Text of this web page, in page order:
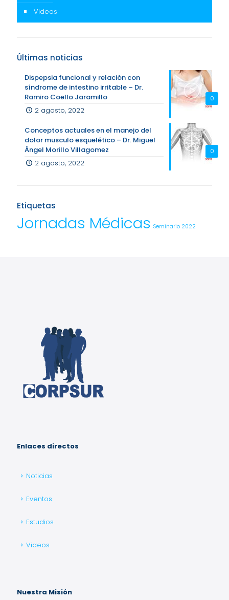
Videos
Últimas noticias
0
Dispepsia funcional y relación con
síndrome de intestino irritable – Dr.
Ramiro Coello Jaramillo
2 agosto, 2022
0
Conceptos actuales en el manejo del
dolor musculo esquelético – Dr. Miguel
Ángel Morillo Villagomez
2 agosto, 2022
Etiquetas
Jornadas Médicas Seminario 2022
Enlaces directos
Noticias
Eventos
Estudios
Videos
Nuestra Misión